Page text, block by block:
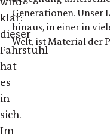
klar:
dieser
Fahrstuhl
hat
es
in
sich.
Im
Generationen. Unser
hinaus, in einer in
Welt, ist Material der